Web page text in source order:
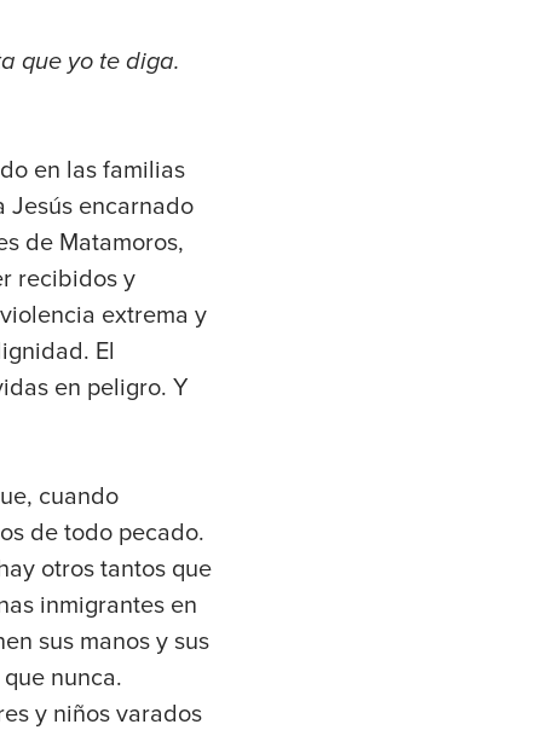
que yo te diga.
en las familias
Jesús encarnado
de Matamoros,
recibidos y
extrema y
El
en peligro. Y
cuando
de todo pecado.
otros tantos que
inmigrantes en
sus manos y sus
nunca.
y niños varados